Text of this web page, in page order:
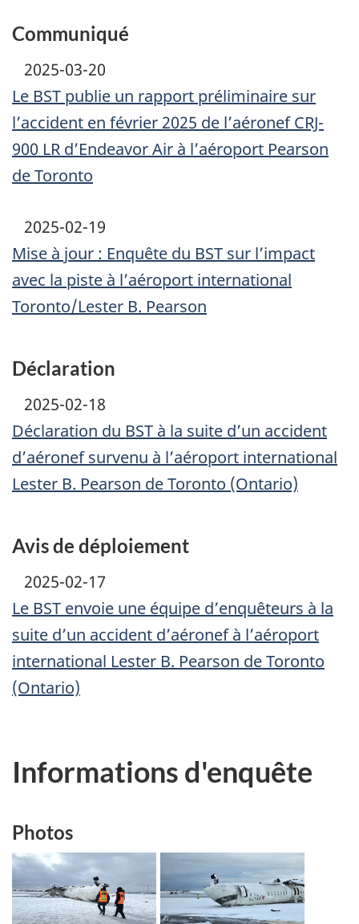
Communiqué
2025-03-20
Le BST publie un rapport préliminaire sur
l’accident en février 2025 de l’aéronef CRJ-
900 LR d’Endeavor Air à l’aéroport Pearson
de Toronto
2025-02-19
Mise à jour : Enquête du BST sur l’impact
avec la piste à l’aéroport international
Toronto/Lester B. Pearson
Déclaration
2025-02-18
Déclaration du BST à la suite d’un accident
d’aéronef survenu à l’aéroport international
Lester B. Pearson de Toronto (Ontario)
Avis de déploiement
2025-02-17
Le BST envoie une équipe d’enquêteurs à la
suite d’un accident d’aéronef à l’aéroport
international Lester B. Pearson de Toronto
(Ontario)
Informations d'enquête
Photos